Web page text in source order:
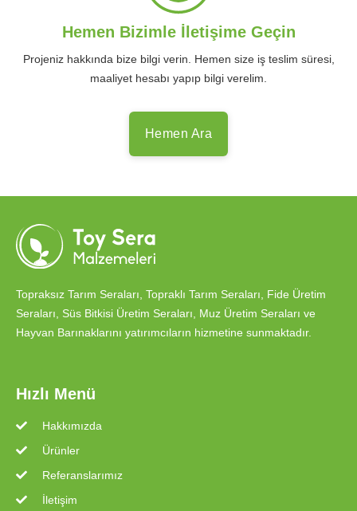
Hemen Bizimle İletişime Geçin
Projeniz hakkında bize bilgi verin. Hemen size iş teslim süresi,
maaliyet hesabı yapıp bilgi verelim.
Hemen Ara
Topraksız Tarım Seraları, Topraklı Tarım Seraları, Fide Üretim
Seraları, Süs Bitkisi Üretim Seraları, Muz Üretim Seraları ve
Hayvan Barınaklarını yatırımcıların hizmetine sunmaktadır.
Hızlı Menü
Hakkımızda
Ürünler
Referanslarımız
İletişim